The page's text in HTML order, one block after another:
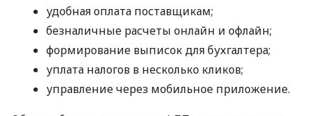
удобная оплата поставщикам;
безналичные расчеты онлайн и офлайн;
формирование выписок для бухгалтера;
уплата налогов в несколько кликов;
управление через мобильное приложение.